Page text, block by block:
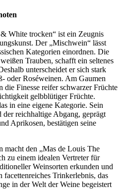
White trocken“ ist ein Zeugnis
Der „Mischwein“ lässt
Kategorien einordnen. Die
Trauben, schafft ein seltenes
unterscheidet er sich stark
oder Roséweinen. Am Gaumen
die Finesse reifer schwarzer Früchte
gelbblütiger Früchte.
in eine eigene Kategorie. Sein
reichhaltige Abgang, geprägt
Aprikosen, bestätigen seine
macht den „Mas de Louis The
zu einem idealen Vertreter für
Weinsorten erkunden und
facettenreiches Trinkerlebnis, das
in der Welt der Weine begeistert